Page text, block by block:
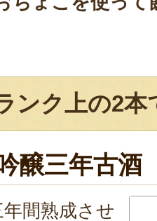
ンク上の2本
醸三年古酒
間熟成させ